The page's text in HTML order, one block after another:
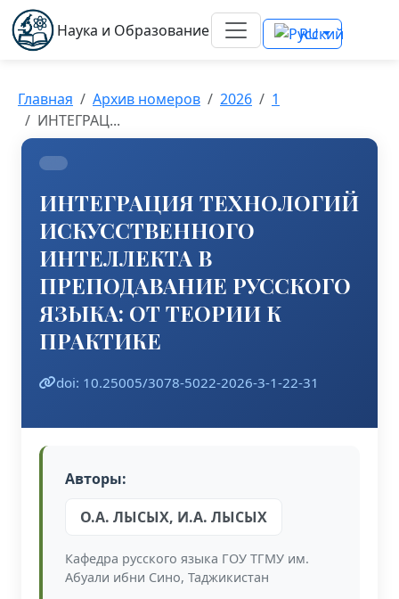
Наука и Образование RU
Главная Архив номеров 2026
1
ИНТЕГРАЦ...
ИНТЕГРАЦИЯ ТЕХНОЛОГИЙ
ИСКУССТВЕННОГО
ИНТЕЛЛЕКТА В
ПРЕПОДАВАНИЕ РУССКОГО
ЯЗЫКА: ОТ ТЕОРИИ К
ПРАКТИКЕ
doi: 10.25005/3078-5022-2026-3-1-22-31
Авторы:
О.А. ЛЫСЫХ, И.А. ЛЫСЫХ
Кафедра русского языка ГОУ ТГМУ им.
Абуали ибни Сино, Таджикистан